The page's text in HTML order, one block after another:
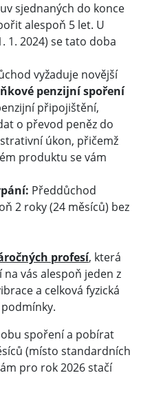
sjednaných do konce
alespoň 5 let. U
1. 2024) se tato doba
vyžaduje novější
penzijní spoření
připojištění,
o převod peněz do
úkon, přičemž
produktu se vám
Předdůchod
2 roky (24 měsíců) bez
profesí, která
vás alespoň jeden z
a celková fyzická
spoření a pobírat
(místo standardních
pro rok 2026 stačí